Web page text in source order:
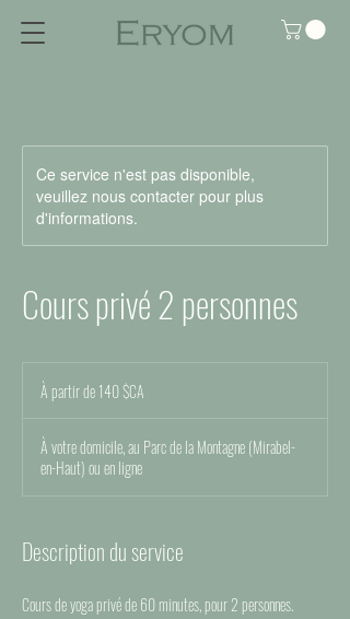
Ce service n'est pas disponible,
veuillez nous contacter pour plus
d'informations.
Cours privé 2 personnes
partirÀ partir de 140 $CA
À votre domicile, au Parc de la Montagne (Mirabel-
en-Haut) ou en ligne
Description du service
Cours de yoga privé de 60 minutes, pour 2 personnes.